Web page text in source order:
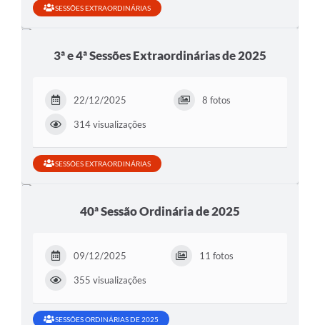
SESSÕES EXTRAORDINÁRIAS
3ª e 4ª Sessões Extraordinárias de 2025
22/12/2025 8 fotos
314 visualizações
SESSÕES EXTRAORDINÁRIAS
40ª Sessão Ordinária de 2025
09/12/2025 11 fotos
355 visualizações
SESSÕES ORDINÁRIAS DE 2025